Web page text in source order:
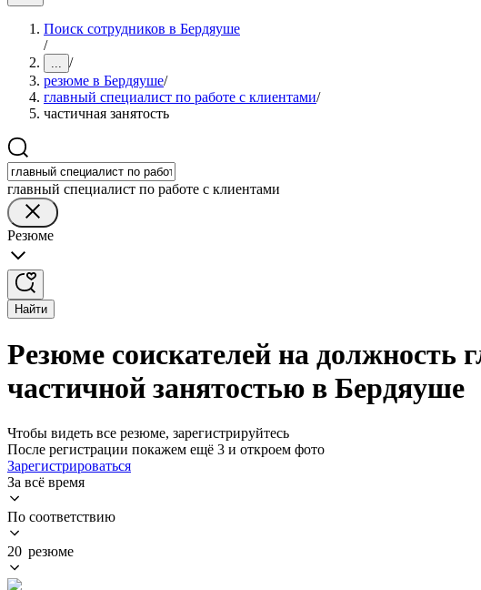
Поиск сотрудников в Бердяуше
/
... /
резюме в Бердяуше/
главный специалист по работе с клиентами/
частичная занятость
главный специалист по работе с клиентами
Резюме
Найти
Резюме соискателей на должность
частичной занятостью в Бердяуше
Чтобы видеть все резюме, зарегистрируйтесь
После регистрации покажем ещё 3 и откроем фото
Зарегистрироваться
За всё время
По соответствию
20 резюме